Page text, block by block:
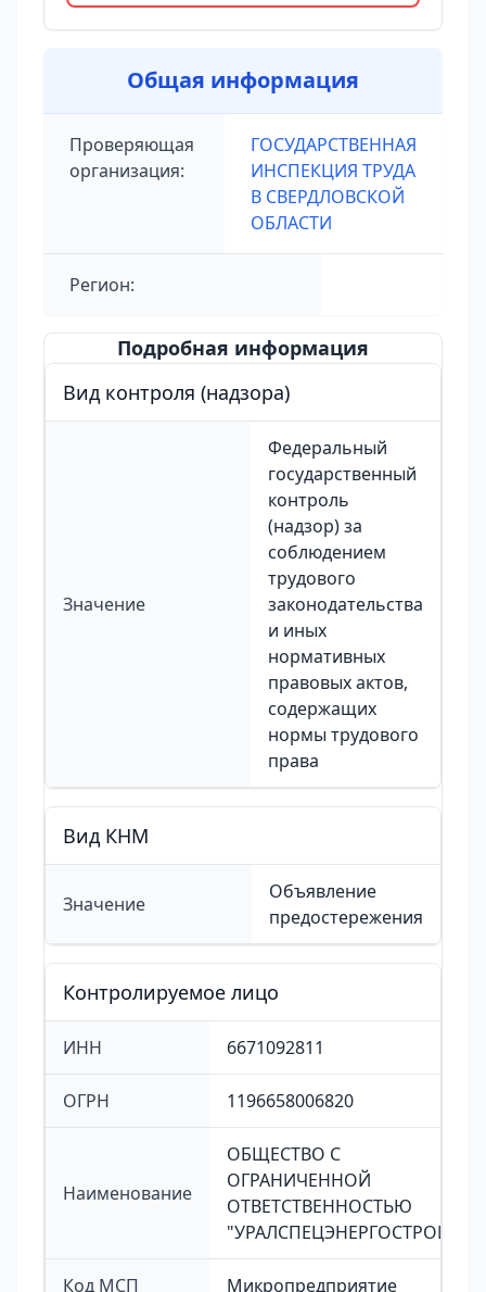
Общая информация
Проверяющая
организация:
ГОСУДАРСТВЕННАЯ
ИНСПЕКЦИЯ ТРУДА
В СВЕРДЛОВСКОЙ
ОБЛАСТИ
Регион:
Подробная информация
Вид контроля (надзора)
Значение
Федеральный
государственный
контроль
(надзор) за
соблюдением
трудового
законодательства
и иных
нормативных
правовых актов,
содержащих
нормы трудового
права
Вид КНМ
Значение
Объявление
предостережения
Контролируемое лицо
ИНН 6671092811
ОГРН 1196658006820
Наименование
ОБЩЕСТВО С
ОГРАНИЧЕННОЙ
ОТВЕТСТВЕННОСТЬЮ
"УРАЛСПЕЦЭНЕРГОСТРОЙ"
Код МСП Микропредприятие